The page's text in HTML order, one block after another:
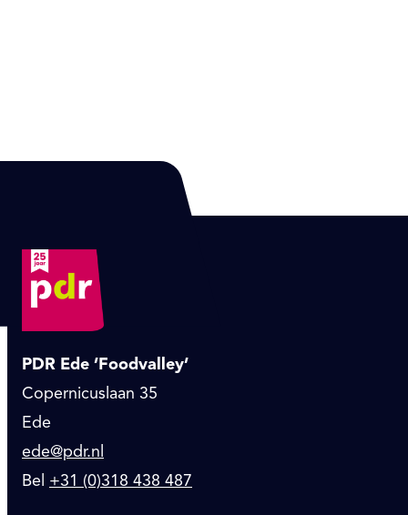
PDR Ede ’Foodvalley’
Copernicuslaan 35
Ede
ede@pdr.nl
Bel +31 (0)318 438 487